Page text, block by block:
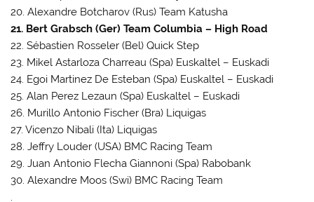
20. Alexandre Botcharov (Rus) Team Katusha
21. Bert Grabsch (Ger) Team Columbia – High Road
22. Sébastien Rosseler (Bel) Quick Step
23. Mikel Astarloza Charreau (Spa) Euskaltel – Euskadi
24. Egoi Martinez De Esteban (Spa) Euskaltel – Euskadi
25. Alan Perez Lezaun (Spa) Euskaltel – Euskadi
26. Murillo Antonio Fischer (Bra) Liquigas
27. Vicenzo Nibali (Ita) Liquigas
28. Jeffry Louder (USA) BMC Racing Team
29. Juan Antonio Flecha Giannoni (Spa) Rabobank
30. Alexandre Moos (Swi) BMC Racing Team
.